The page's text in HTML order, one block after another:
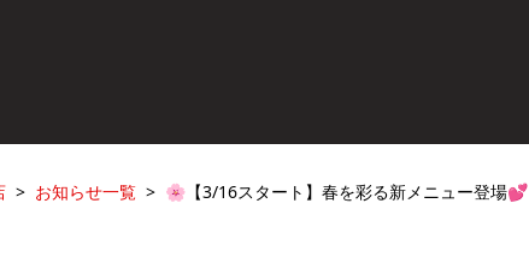
お知らせ一覧 🌸【3/16スタート】春を彩る新メニュー登場💕